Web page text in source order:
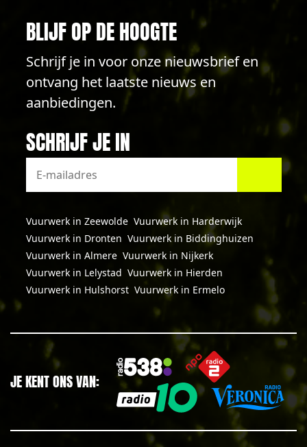
BLIJF OP DE HOOGTE
Schrijf je in voor onze nieuwsbrief en
ontvang het laatste nieuws en
aanbiedingen.
SCHRIJF JE IN
Vuurwerk in Zeewolde Vuurwerk in Harderwijk
Vuurwerk in Dronten Vuurwerk in Biddinghuizen
Vuurwerk in Almere Vuurwerk in Nijkerk
Vuurwerk in Lelystad Vuurwerk in Hierden
Vuurwerk in Hulshorst Vuurwerk in Ermelo
JE KENT ONS VAN: